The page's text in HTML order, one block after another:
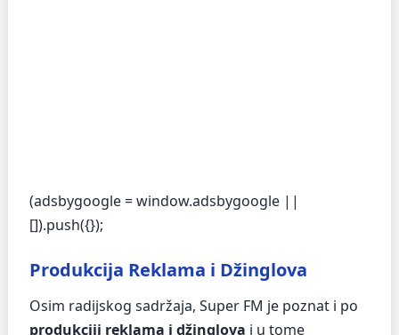
(adsbygoogle = window.adsbygoogle ||
[]).push({});
Produkcija Reklama i Džinglova
Osim radijskog sadržaja, Super FM je poznat i po
produkciji reklama i džinglova i u tome